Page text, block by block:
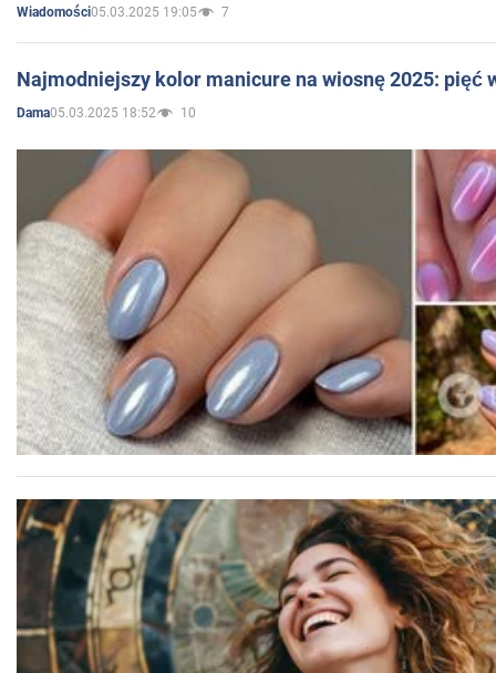
Wiadomości05.03.2025 19:05 7
Najmodniejszy kolor manicure na wiosnę 2025: pięć
Dama05.03.2025 18:52 10